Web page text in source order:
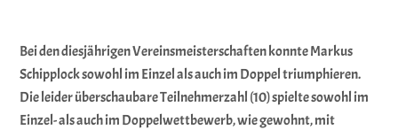
Bei den diesjährigen Vereinsmeisterschaften konnte Markus
Schipplock sowohl im Einzel als auch im Doppel triumphieren.
Die leider überschaubare Teilnehmerzahl (10) spielte sowohl im
Einzel- als auch im Doppelwettbewerb, wie gewohnt, mit